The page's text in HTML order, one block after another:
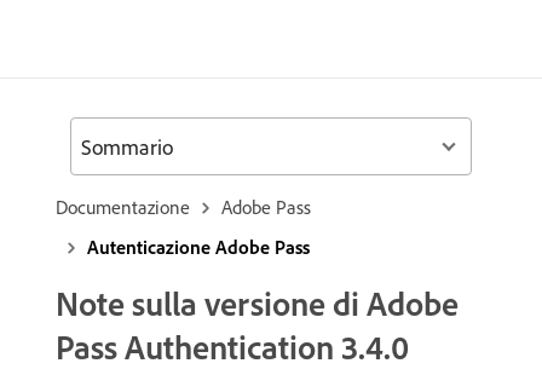
Documentazione
Adobe Pass
Autenticazione Adobe Pass
Note sulla versione di Adobe
Pass Authentication 3.4.0
Sommario